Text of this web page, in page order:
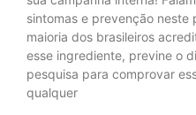
sintomas e prevenção neste
maioria dos brasileiros
esse ingrediente, previne o
pesquisa para comprovar
qualquer